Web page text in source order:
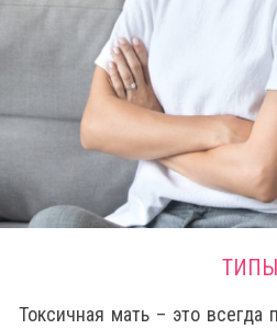
Токсичная мать – это всегда